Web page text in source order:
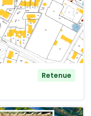
Retenue